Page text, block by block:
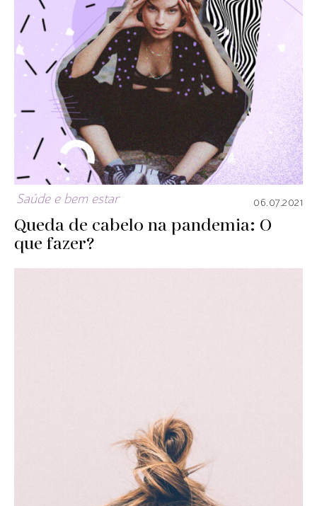
Saúde e bem estar 06.07.2021
Queda de cabelo na pandemia: O
que fazer?